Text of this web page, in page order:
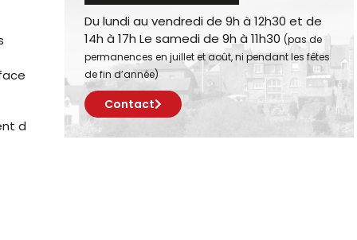
d
Du lundi au vendredi de 9h à 12h30 et de
14h à 17h Le samedi de 9h à 11h30 (pas de
permanences en juillet et août, ni pendant les fêtes
de fin d’année)
Contact